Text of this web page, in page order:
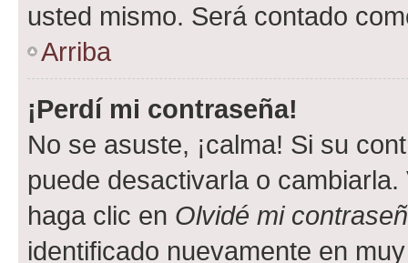
usted mismo. Será contado
Arriba
¡Perdí mi contraseña!
No se asuste, ¡calma! Si su
puede desactivarla o
haga clic en Olvidé mi
identificado nuevamente en